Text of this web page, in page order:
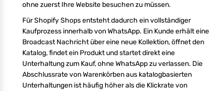
ohne zuerst Ihre Website besuchen zu müssen.
Für Shopify Shops entsteht dadurch ein vollständiger
Kaufprozess innerhalb von WhatsApp. Ein Kunde erhält eine
Broadcast Nachricht über eine neue Kollektion, öffnet den
Katalog, findet ein Produkt und startet direkt eine
Unterhaltung zum Kauf, ohne WhatsApp zu verlassen. Die
Abschlussrate von Warenkörben aus katalogbasierten
Unterhaltungen ist häufig höher als die Klickrate von